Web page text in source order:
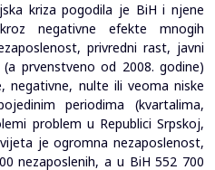
kriza pogodila je BiH i njene
negativne efekte mnogih
privredni rast, javni
prvenstveno od 2008. godine)
negativne, nulte ili veoma niske
periodima (kvartalima,
problem u Republici Srpskoj,
je ogromna nezaposlenost,
nezaposlenih, a u BiH 552 700